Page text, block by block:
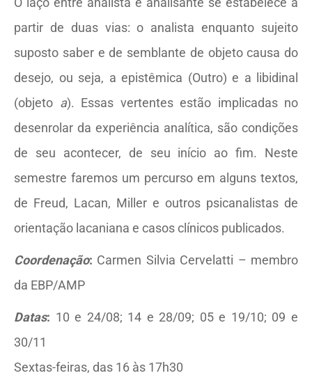
partir de duas vias: o analista enquanto sujeito
suposto saber e de semblante de objeto causa do
desejo, ou seja, a epistêmica (Outro) e a libidinal
(objeto a). Essas vertentes estão implicadas no
desenrolar da experiência analítica, são condições
de seu acontecer, de seu início ao fim. Neste
semestre faremos um percurso em alguns textos,
de Freud, Lacan, Miller e outros psicanalistas de
orientação lacaniana e casos clínicos publicados.
Coordenação: Carmen Silvia Cervelatti – membro
da EBP/AMP
Datas: 10 e 24/08; 14 e 28/09; 05 e 19/10; 09 e
30/11
Sextas-feiras, das 16 às 17h30